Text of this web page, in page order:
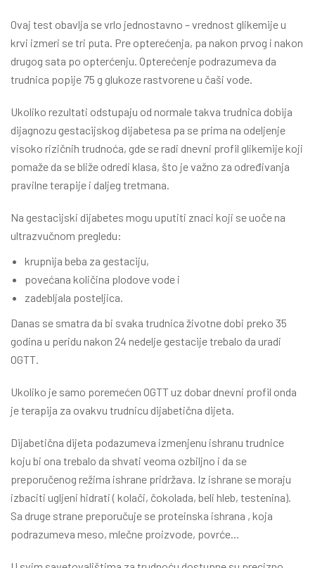
Ovaj test obavlja se vrlo jednostavno – vrednost glikemije u
krvi izmeri se tri puta. Pre opterećenja, pa nakon prvog i nakon
drugog sata po opterćenju. Opterećenje podrazumeva da
trudnica popije 75 g glukoze rastvorene u čaši vode.
Ukoliko rezultati odstupaju od normale takva trudnica dobija
dijagnozu gestacijskog dijabetesa pa se prima na odeljenje
visoko rizičnih trudnoća, gde se radi dnevni profil glikemije koji
pomaže da se bliže odredi klasa, što je važno za određivanja
pravilne terapije i daljeg tretmana.
Na gestacijski dijabetes mogu uputiti znaci koji se uoče na
ultrazvučnom pregledu:
krupnija beba za gestaciju,
povećana količina plodove vode i
zadebljala posteljica.
Danas se smatra da bi svaka trudnica životne dobi preko 35
godina u peridu nakon 24 nedelje gestacije trebalo da uradi
OGTT.
Ukoliko je samo poremećen OGTT uz dobar dnevni profil onda
je terapija za ovakvu trudnicu dijabetična dijeta.
Dijabetična dijeta podazumeva izmenjenu ishranu trudnice
koju bi ona trebalo da shvati veoma ozbiljno i da se
preporučenog režima ishrane pridržava. Iz ishrane se moraju
izbaciti ugljeni hidrati ( kolači, čokolada, beli hleb, testenina).
Sa druge strane preporučuje se proteinska ishrana , koja
podrazumeva meso, mlečne proizvode, povrće...